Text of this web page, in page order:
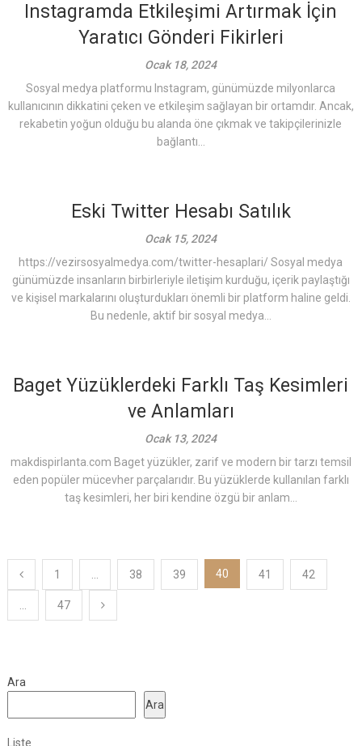
Instagramda Etkileşimi Artırmak İçin
Yaratıcı Gönderi Fikirleri
Ocak 18, 2024
Sosyal medya platformu Instagram, günümüzde milyonlarca
kullanıcının dikkatini çeken ve etkileşim sağlayan bir ortamdır. Ancak,
rekabetin yoğun olduğu bu alanda öne çıkmak ve takipçilerinizle
bağlantı...
Eski Twitter Hesabı Satılık
Ocak 15, 2024
https://vezirsosyalmedya.com/twitter-hesaplari/ Sosyal medya
günümüzde insanların birbirleriyle iletişim kurduğu, içerik paylaştığı
ve kişisel markalarını oluşturdukları önemli bir platform haline geldi.
Bu nedenle, aktif bir sosyal medya...
Baget Yüzüklerdeki Farklı Taş Kesimleri
ve Anlamları
Ocak 13, 2024
makdispirlanta.com Baget yüzükler, zarif ve modern bir tarzı temsil
eden popüler mücevher parçalarıdır. Bu yüzüklerde kullanılan farklı
taş kesimleri, her biri kendine özgü bir anlam...
Yazı
sayfalaması
1 38 39 40 41 42
47
Ara
Ara
Liste